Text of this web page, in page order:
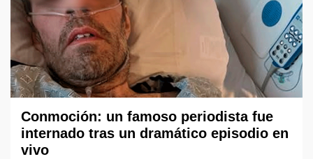
Conmoción: un famoso periodista fue
internado tras un dramático episodio en
vivo